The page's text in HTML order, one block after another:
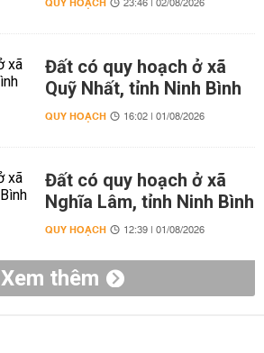
23:46 | 02/08/2026
Đất có quy hoạch ở xã
Quỹ Nhất, tỉnh Ninh Bình
QUY HOẠCH 16:02 | 01/08/2026
Đất có quy hoạch ở xã
Nghĩa Lâm, tỉnh Ninh Bình
QUY HOẠCH 12:39 | 01/08/2026
Xem thêm